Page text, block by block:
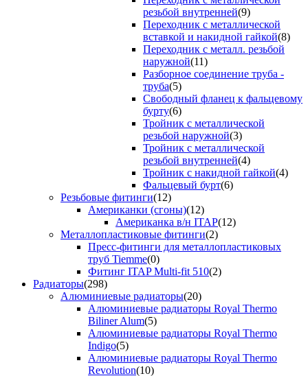
резьбой внутренней(9)
Переходник с металлической
вставкой и накидной гайкой(8)
Переходник с металл. резьбой
наружной(11)
Разборное соединение труба -
труба(5)
Свободный фланец к фальцевому
бурту(6)
Тройник с металлической
резьбой наружной(3)
Тройник с металлической
резьбой внутренней(4)
Тройник с накидной гайкой(4)
Фальцевый бурт(6)
Резьбовые фитинги(12)
Американки (сгоны)(12)
Американка в/н ITAP(12)
Металлопластиковые фитинги(2)
Пресс-фитинги для металлопластиковых
труб Tiemme(0)
Фитинг ITAP Multi-fit 510(2)
Радиаторы(298)
Алюминиевые радиаторы(20)
Алюминиевые радиаторы Royal Thermo
Biliner Alum(5)
Алюминиевые радиаторы Royal Thermo
Indigo(5)
Алюминиевые радиаторы Royal Thermo
Revolution(10)